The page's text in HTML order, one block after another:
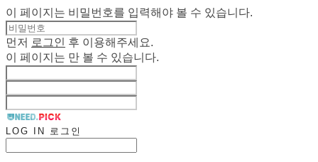
이 페이지는 비밀번호를 입력해야 볼 수 있습니다.
먼저 로그인
후 이용해주세요.
이 페이지는 만 볼 수 있습니다.
LOG IN 로그인